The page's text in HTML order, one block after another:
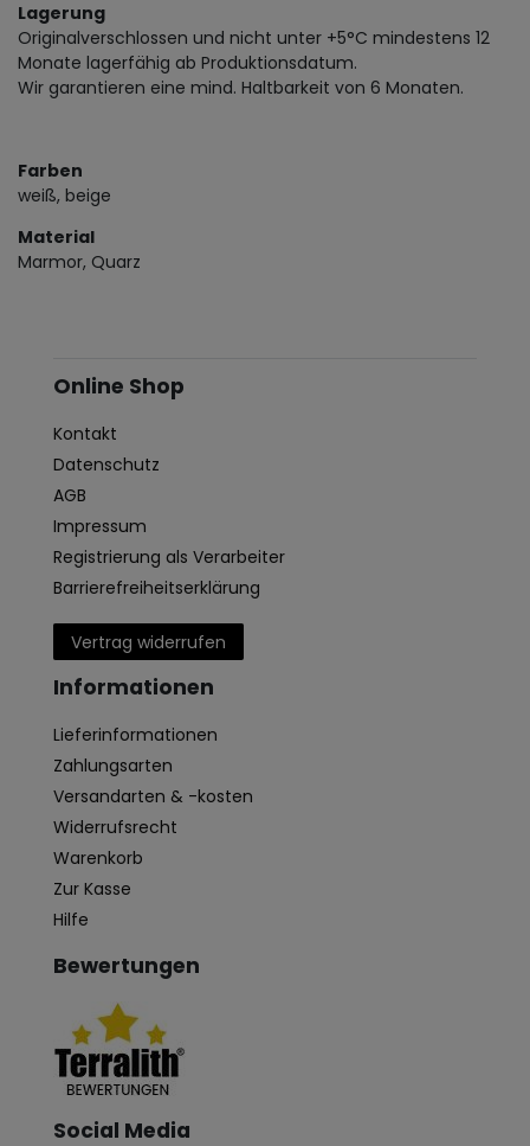
Lagerung
Originalverschlossen und nicht unter +5°C mindestens 12
Monate lagerfähig ab Produktionsdatum.
Wir garantieren eine mind. Haltbarkeit von 6 Monaten.
Farben
weiß, beige
Material
Marmor, Quarz
Online Shop
Kontakt
Datenschutz
AGB
Impressum
Registrierung als Verarbeiter
Barrierefreiheitserklärung
Vertrag widerrufen
Informationen
Lieferinformationen
Zahlungsarten
Versandarten & -kosten
Widerrufsrecht
Warenkorb
Zur Kasse
Hilfe
Bewertungen
Social Media